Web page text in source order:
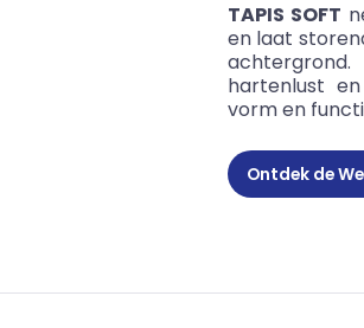
TAPIS SOFT
en laat
hartenlust
vorm en
Ontdek de